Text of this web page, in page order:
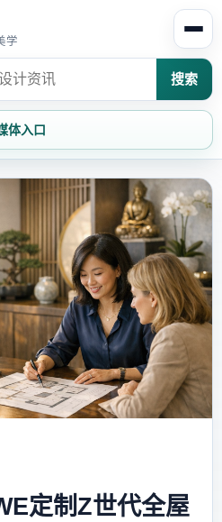
学
搜索
体入口
家居资讯
家居欣赏
装修设计
家居文化
创意家居
定制Z世代全屋